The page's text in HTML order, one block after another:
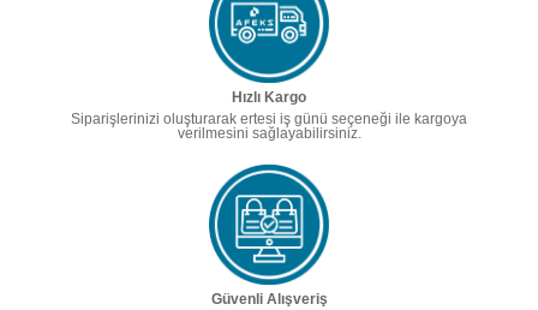
Hızlı Kargo
Siparişlerinizi oluşturarak ertesi iş günü seçeneği ile kargoya
verilmesini sağlayabilirsiniz.
Güvenli Alışveriş